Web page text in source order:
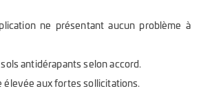
ne présentant aucun problème à
antidérapants selon accord.
élevée aux fortes sollicitations.